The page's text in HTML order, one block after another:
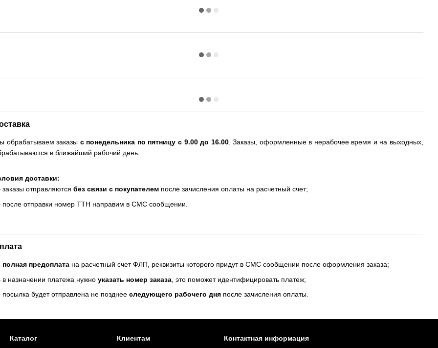
обрабатываем заказы с понедельника по пятницу с 9.00 до 16.00. Заказы, оформленные в нерабочее время и на выходных,
в ближайший рабочий день.
доставки:
отправляютсябез связи с покупателем после зачисления оплаты на расчетный счет;
отправки номер ТТН направим в СМС сообщении.
полная предоплата на расчетный счет ФЛП, реквизиты которого придут в СМС сообщении после оформления заказа;
назначении платежа нужноуказать номер заказа , это поможет идентифицировать платеж;
будет отправлена не позднееследующего рабочего дня после зачисления оплаты.
Каталог Клиентам Контактная информация